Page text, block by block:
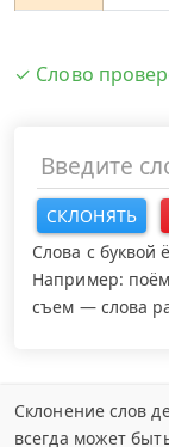
✓ Слово
СКЛОНЯТЬ
Слова с буквой
Например:
съем — слова
Склонение слов
всегда может